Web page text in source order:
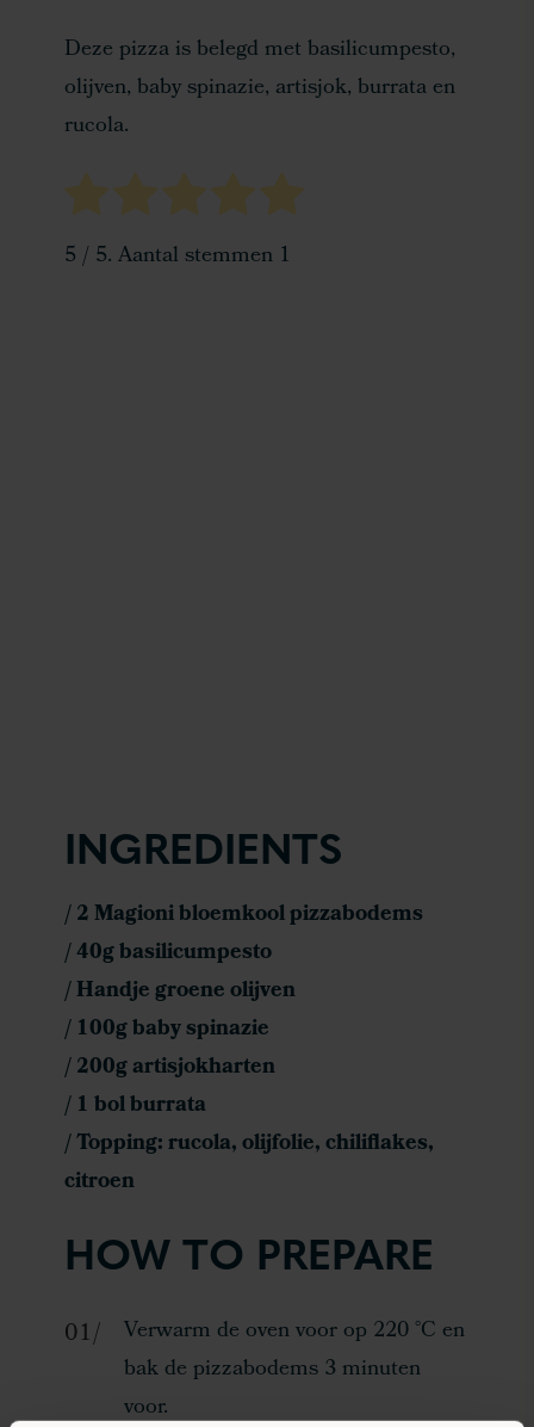
Deze pizza is belegd met basilicumpesto,
olijven, baby spinazie, artisjok, burrata en
rucola.
5/ 5. Aantal stemmen 1
INGREDIENTS
/ 2 Magioni bloemkool pizzabodems
/ 40g basilicumpesto
/ Handje groene olijven
/ 100g baby spinazie
/ 200g artisjokharten
/ 1 bol burrata
/ Topping: rucola, olijfolie, chiliflakes,
citroen
HOW TO PREPARE
Verwarm de oven voor op 220 °C en
bak de pizzabodems 3 minuten
voor.